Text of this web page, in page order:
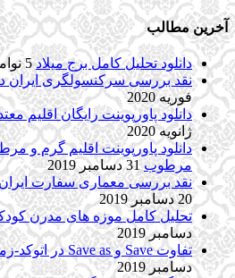
آخرین مطالب
دانلود تحلیل کامل برج میلاد 5 نوامبر 2025
نقد بررسی سرکنسولگری ایران
فوریه 2020
دانلود پاورپوینت رایگان
ژانویه 2020
دانلود پاورپوینت اقلیم گرم و
مرطوب 31 دسامبر 2019
نقد بررسی معماری سفارت ایران
20 دسامبر 2019
تحلیل کامل موزه های مدرن
دسامبر 2019
تفاوت Save و Save as در اتوکد-زمان autocad Save as
دسامبر 2019